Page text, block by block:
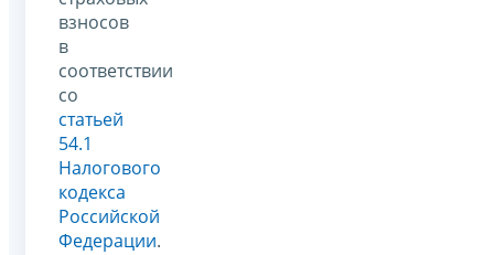
взносов
в
соответствии
со
статьей
54.1
Налогового
кодекса
Российской
Федерации.